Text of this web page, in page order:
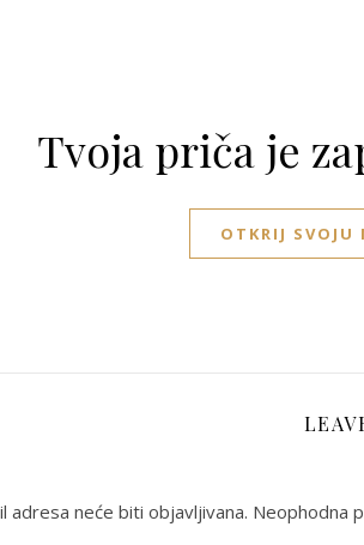
Tvoja priča je
OTKRIJ
adresa neće biti objavljivana. Neophodna